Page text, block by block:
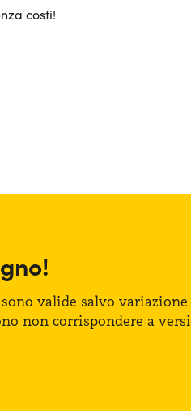
costi!
sono valide salvo
non corrispondere a